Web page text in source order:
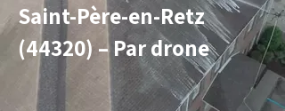
Saint-Père-en-Retz
(44320) – Par drone